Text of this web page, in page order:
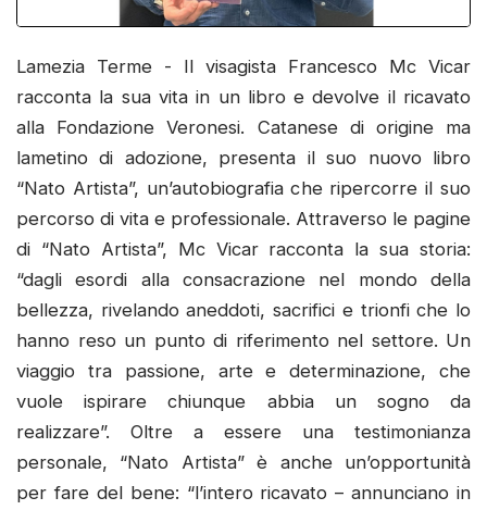
Lamezia Terme - Il visagista Francesco Mc Vicar
racconta la sua vita in un libro e devolve il ricavato
alla Fondazione Veronesi. Catanese di origine ma
lametino di adozione, presenta il suo nuovo libro
“Nato Artista”, un’autobiografia che ripercorre il suo
percorso di vita e professionale. Attraverso le pagine
di “Nato Artista”, Mc Vicar racconta la sua storia:
“dagli esordi alla consacrazione nel mondo della
bellezza, rivelando aneddoti, sacrifici e trionfi che lo
hanno reso un punto di riferimento nel settore. Un
viaggio tra passione, arte e determinazione, che
vuole ispirare chiunque abbia un sogno da
realizzare”. Oltre a essere una testimonianza
personale, “Nato Artista” è anche un’opportunità
per fare del bene: “l’intero ricavato – annunciano in